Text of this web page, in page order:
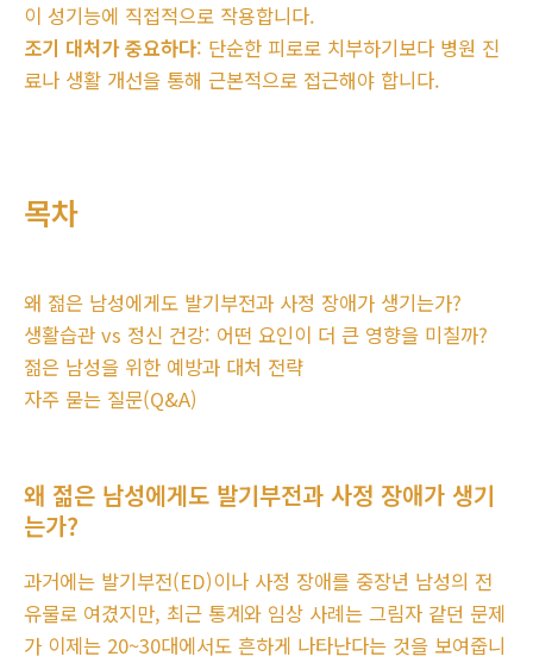
이 성기능에 직접적으로 작용합니다.
조기 대처가 중요하다: 단순한 피로로 치부하기보다 병원 진
료나 생활 개선을 통해 근본적으로 접근해야 합니다.
목차
왜 젊은 남성에게도 발기부전과 사정 장애가 생기는가?
생활습관 vs 정신 건강: 어떤 요인이 더 큰 영향을 미칠까?
젊은 남성을 위한 예방과 대처 전략
자주 묻는 질문(Q&A)
왜 젊은 남성에게도 발기부전과 사정 장애가 생기
는가?
과거에는 발기부전(ED)이나 사정 장애를 중장년 남성의 전
유물로 여겼지만, 최근 통계와 임상 사례는 그림자 같던 문제
가 이제는 20~30대에서도 흔하게 나타난다는 것을 보여줍니